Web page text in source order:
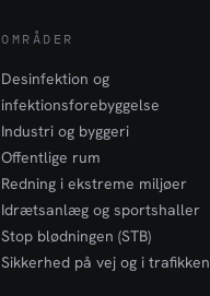
OMRÅDER
Desinfektion og
infektionsforebyggelse
Industri og byggeri
Offentlige rum
Redning i ekstreme miljøer
Idrætsanlæg og sportshaller
Stop blødningen (STB)
Sikkerhed på vej og i trafikken